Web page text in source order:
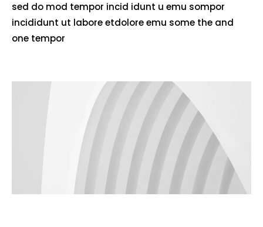
sed do mod tempor incid idunt u emu sompor
incididunt ut labore etdolore emu some the and
one tempor